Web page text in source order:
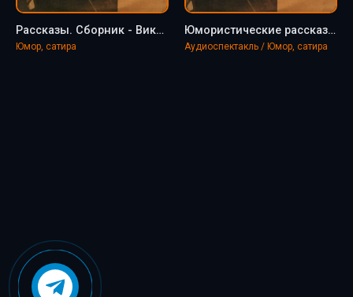
Рассказы. Сборник - Виктор Ардов
Юмор, сатира
Юмористические рассказы - Виктор Ардов
Аудиоспектакль / Юмор, сатира